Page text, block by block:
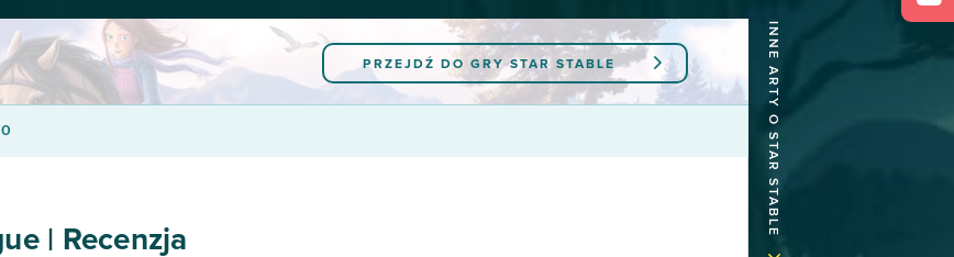
INNE ARTY O STAR STABLE
PRZEJDŹ DO GRYSTAR STABLE
0
| Recenzja